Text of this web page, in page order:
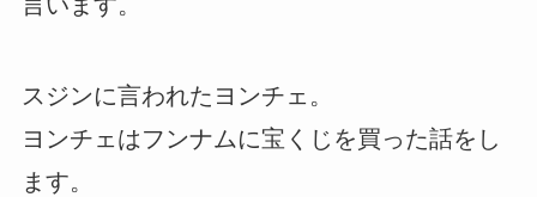
スジンに言われたヨンチェ。
ヨンチェはフンナムに宝くじを買った話をし
ます。